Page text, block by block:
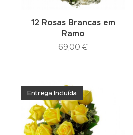
12 Rosas Brancas em
Ramo
69,00 €
Entrega Incluída